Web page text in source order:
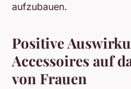
aufzubauen.
Positive
Accessoires auf
von Frauen